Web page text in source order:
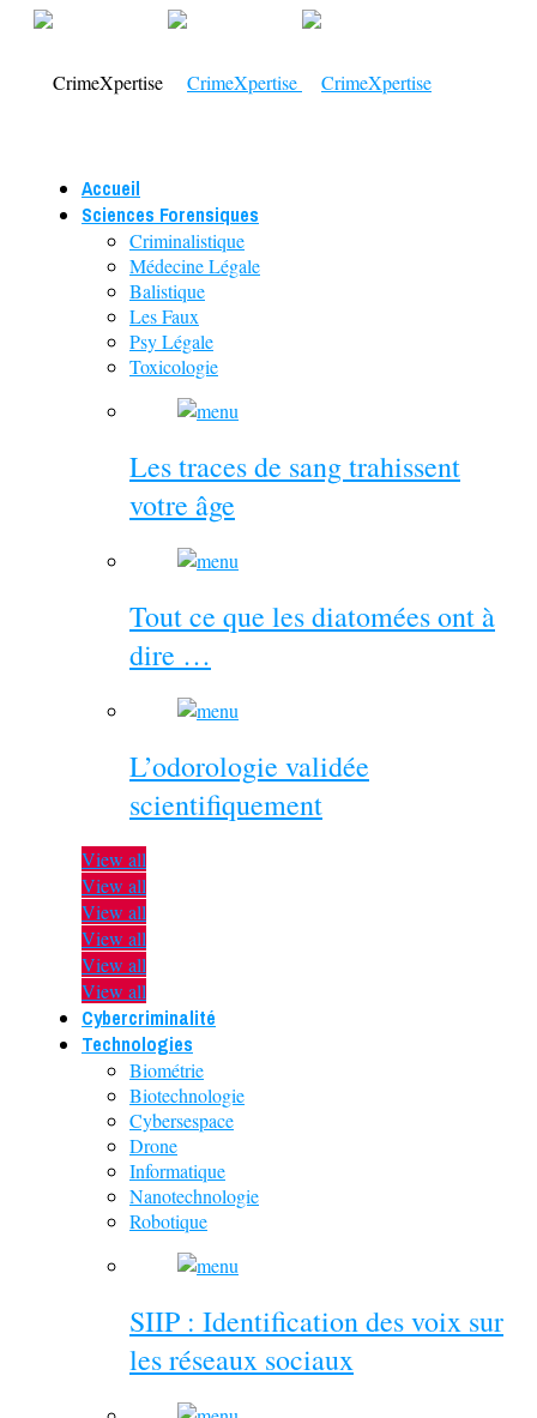
Accueil
Sciences Forensiques
Criminalistique
Médecine Légale
Balistique
Les Faux
Psy Légale
Toxicologie
Les traces de sang trahissent
votre âge
Tout ce que les diatomées ont à
dire …
L’odorologie validée
scientifiquement
View all
View all
View all
View all
View all
View all
Cybercriminalité
Technologies
Biométrie
Biotechnologie
Cybersespace
Drone
Informatique
Nanotechnologie
Robotique
SIIP : Identification des voix sur
les réseaux sociaux